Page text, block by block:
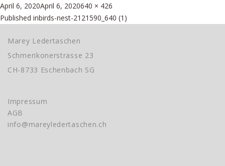
Posted
on
April 6, 2020April 6, 2020Full
size
640 × 426
Beitragsnavigation
Published inbirds-nest-2121590_640 (1)
Marey Ledertaschen
Schmerikonerstrasse 23
CH-8733 Eschenbach SG
Impressum
AGB
info@mareyledertaschen.ch